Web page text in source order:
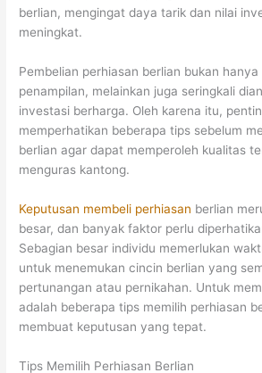
berlian, mengingat daya tarik dan nilai
meningkat.
Pembelian perhiasan berlian bukan
penampilan, melainkan juga seringkali
investasi berharga. Oleh karena itu,
memperhatikan beberapa tips sebelum
berlian agar dapat memperoleh kualitas
menguras kantong.
Keputusan membeli perhiasan berlian
besar, dan banyak faktor perlu
Sebagian besar individu memerlukan
untuk menemukan cincin berlian yang
pertunangan atau pernikahan. Untuk
adalah beberapa tips memilih perhiasan
membuat keputusan yang tepat.
Tips Memilih Perhiasan Berlian